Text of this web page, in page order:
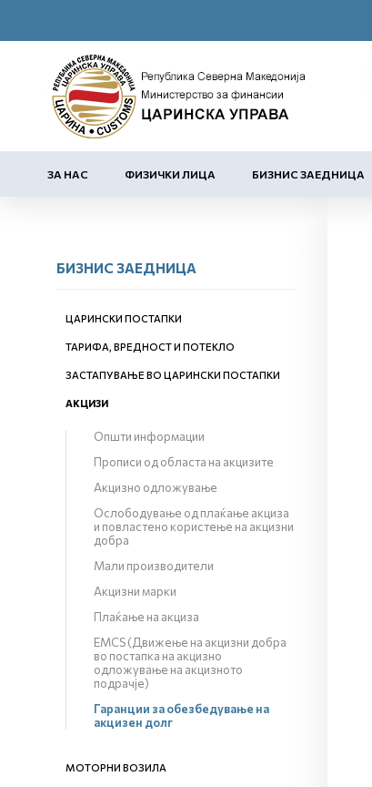
ЗА НАС ФИЗИЧКИ ЛИЦА БИЗНИС ЗАЕДНИЦА
БИЗНИС ЗАЕДНИЦА
ЦАРИНСКИ ПОСТАПКИ
ТАРИФА, ВРЕДНОСТ И ПОТЕКЛО
ЗАСТАПУВАЊЕ ВО ЦАРИНСКИ ПОСТАПКИ
АКЦИЗИ
Општи информации
Прописи од областа на акцизите
Акцизно одложување
Ослободување од плаќање акциза
и повластено користење на акцизни
добра
Мали производители
Акцизни марки
Плаќање на акциза
EMCS (Движење на акцизни добра
во постапка на акцизно
одложување на акцизното
подрачје)
Гаранции за обезбедување на
акцизен долг
МОТОРНИ ВОЗИЛА